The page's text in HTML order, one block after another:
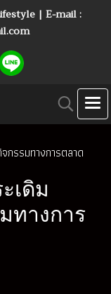
| E-mail :
กรรมทางการตลาด
เดิม
ทางการ